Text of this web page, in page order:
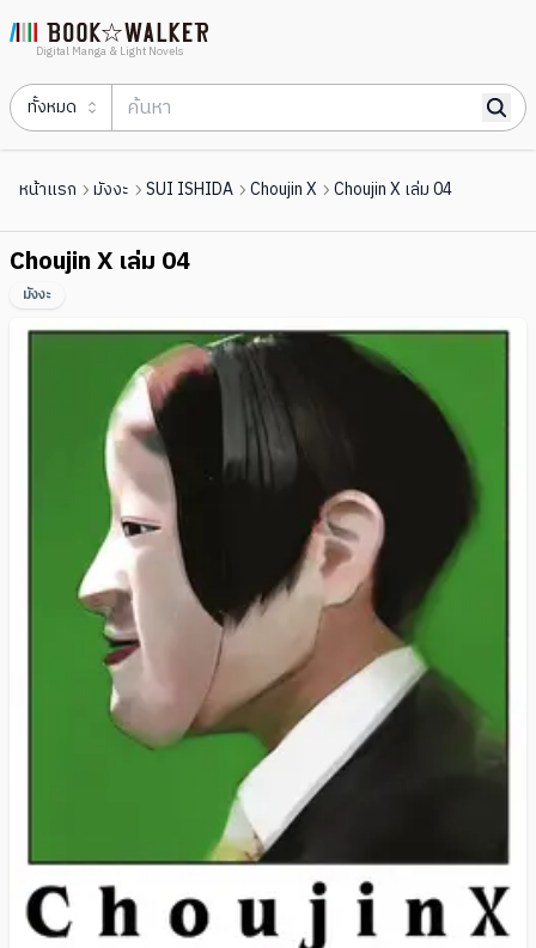
Digital Manga & Light Novels
ทั้งหมด
หน้าแรก มังงะ SUI ISHIDA Choujin X Choujin X เล่ม 04
Choujin X เล่ม 04
มังงะ